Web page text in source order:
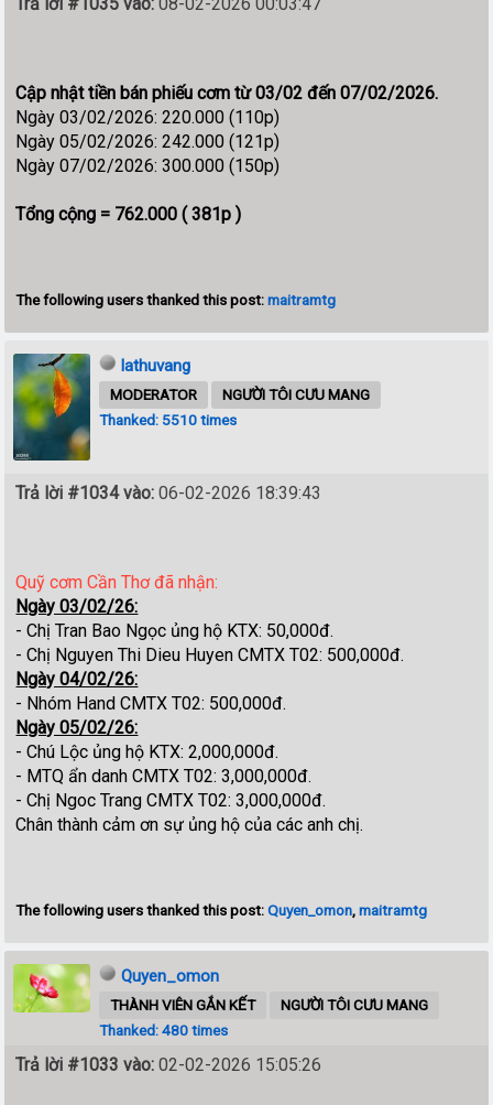
Cập nhật tiền bán phiếu cơm từ 03/02 đến 07/02/2026.
Ngày 03/02/2026: 220.000 (110p)
Ngày 05/02/2026: 242.000 (121p)
Ngày 07/02/2026: 300.000 (150p)
Tổng cộng = 762.000 ( 381p )
The following users thanked this post:maitramtg
lathuvang
MODERATOR
NGƯỜI TÔI CƯU MANG
Thanked: 5510 times
Trả lời #1034 vào: 06-02-2026 18:39:43
Quỹ cơm Cần Thơ đã nhận:
Ngày 03/02/26:
- Chị Tran Bao Ngọc ủng hộ KTX: 50,000đ.
- Chị Nguyen Thi Dieu Huyen CMTX T02: 500,000đ.
Ngày 04/02/26:
- Nhóm Hand CMTX T02: 500,000đ.
Ngày 05/02/26:
- Chú Lộc ủng hộ KTX: 2,000,000đ.
- MTQ ẩn danh CMTX T02: 3,000,000đ.
- Chị Ngoc Trang CMTX T02: 3,000,000đ.
Chân thành cảm ơn sự ủng hộ của các anh chị.
The following users thanked this post:Quyen_omon,maitramtg
Quyen_omon
THÀNH VIÊN GẮN KẾT
NGƯỜI TÔI CƯU MANG
Thanked: 480 times
Trả lời #1033 vào: 02-02-2026 15:05:26